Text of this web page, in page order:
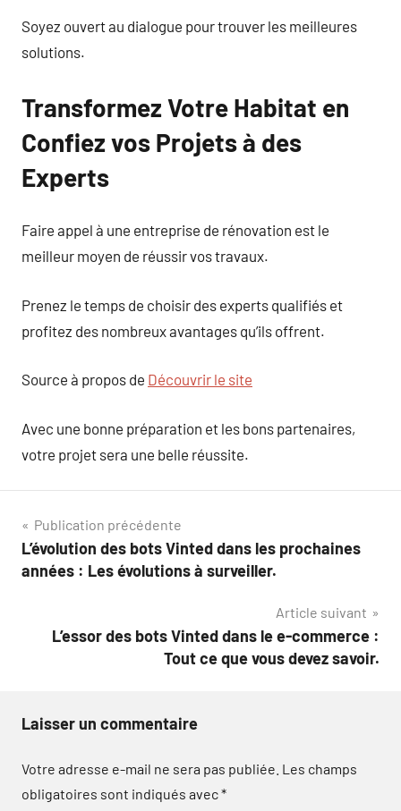
Soyez ouvert au dialogue pour trouver les meilleures
solutions.
Transformez Votre Habitat en
Confiez vos Projets à des
Experts
Faire appel à une entreprise de rénovation est le
meilleur moyen de réussir vos travaux.
Prenez le temps de choisir des experts qualifiés et
profitez des nombreux avantages qu’ils offrent.
Source à propos de Découvrir le site
Avec une bonne préparation et les bons partenaires,
votre projet sera une belle réussite.
Navigation
de
Publication précédente
L’évolution des bots Vinted dans les prochaines
années : Les évolutions à surveiller.
Article suivant
L’essor des bots Vinted dans le e-commerce :
Tout ce que vous devez savoir.
Laisser un commentaire
Votre adresse e-mail ne sera pas publiée. Les champs
obligatoires sont indiqués avec*